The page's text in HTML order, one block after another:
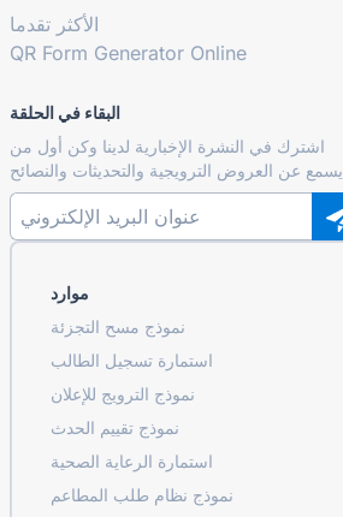
الأكثر تقدما
QR Form Generator Online
البقاء في الحلقة
اشترك في النشرة الإخبارية لدينا وكن أول من
يسمع عن العروض الترويجية والتحديثات والنصائح
موارد
نموذج مسح التجزئة
استمارة تسجيل الطالب
نموذج الترويج للإعلان
نموذج تقييم الحدث
استمارة الرعاية الصحية
نموذج نظام طلب المطاعم